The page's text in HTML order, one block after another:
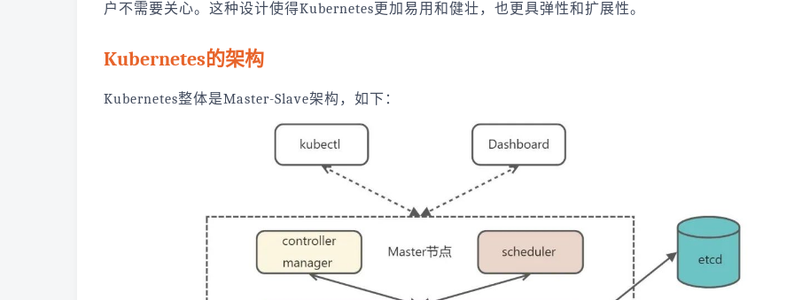
户不需要关心。这种设计使得Kubernetes更加易用和健壮，也更具弹性和扩展性。
Kubernetes的架构
Kubernetes整体是Master-Slave架构，如下：